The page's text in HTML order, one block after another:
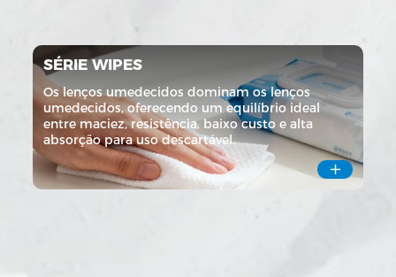
SÉRIE WIPES
Os lenços umedecidos dominam os lenços
umedecidos, oferecendo um equilíbrio ideal
entre maciez, resistência, baixo custo e alta
absorção para uso descartável.
